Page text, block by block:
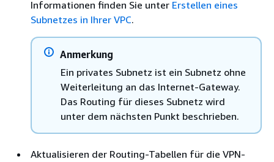
Informationen finden Sie unter Erstellen eines
Subnetzes in Ihrer VPC.
Anmerkung
Ein privates Subnetz ist ein Subnetz ohne
Weiterleitung an das Internet-Gateway.
Das Routing für dieses Subnetz wird
unter dem nächsten Punkt beschrieben.
Aktualisieren der Routing-Tabellen für die VPN-